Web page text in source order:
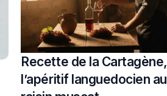
Recette de la Cartagène,
l’apéritif languedocien au